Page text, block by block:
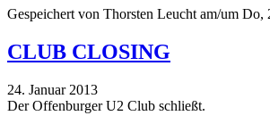
Gespeichert von Thorsten Leucht am/um Do,
CLUB CLOSING
24. Januar 2013
Der Offenburger U2 Club schließt.